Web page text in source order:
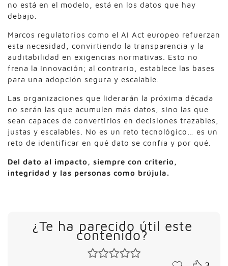
no está en el modelo, está en los datos que hay
debajo.
Marcos regulatorios como el AI Act europeo refuerzan
esta necesidad, convirtiendo la transparencia y la
auditabilidad en exigencias normativas. Esto no
frena la Innovación; al contrario, establece las bases
para una adopción segura y escalable.
Las organizaciones que liderarán la próxima década
no serán las que acumulen más datos, sino las que
sean capaces de convertirlos en decisiones trazables,
justas y escalables. No es un reto tecnológico… es un
reto de identificar en qué dato se confía y por qué.
Del dato al impacto, siempre con criterio,
integridad y las personas como brújula.
¿Te ha parecido útil este
contenido?